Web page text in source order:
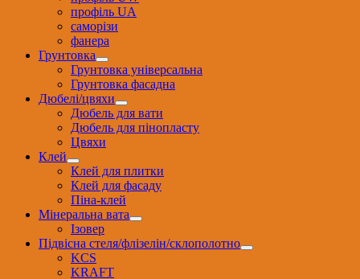
профіль UА
саморізи
фанера
Грунтовка
Грунтовка універсальна
Грунтовка фасадна
Дюбелі/цвяхи
Дюбель для вати
Дюбель для пінопласту
Цвяхи
Клей
Клей для плитки
Клей для фасаду
Піна-клей
Мінеральна вата
Ізовер
Підвісна стеля/флізелін/склополотно
KCS
KRAFT